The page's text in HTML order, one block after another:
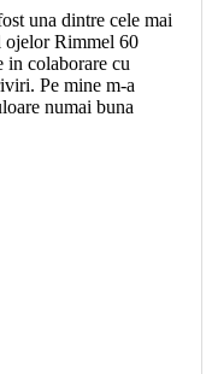
una dintre cele mai
ojelor Rimmel 60
in colaborare cu
Pe mine m-a
numai buna